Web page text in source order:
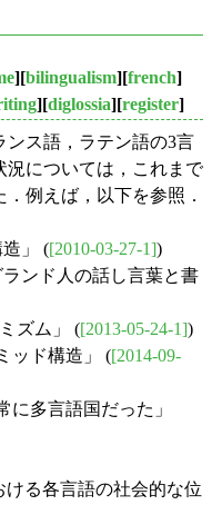
][bilingualism][french]
][diglossia][register]
ス語，ラテン語の3言
況については，これまで
例えば，以下を参照．
」 ([2010-03-27-1])
ンド人の話し言葉と書
ズム」 ([2013-05-24-1])
ッド構造」 ([2014-09-
多言語国だった」
る各言語の社会的な位